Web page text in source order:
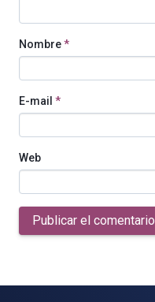
Nombre*
E-mail *
Web
Publicar el comentario